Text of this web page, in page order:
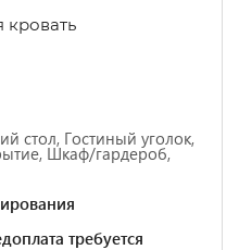
кровать
стол, Гостиный уголок,
Шкаф/гардероб,
требуется